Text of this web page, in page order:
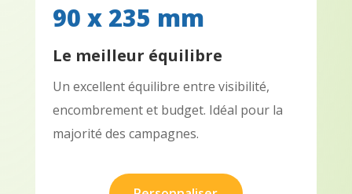
90 x 235 mm
Le meilleur équilibre
Un excellent équilibre entre visibilité,
encombrement et budget. Idéal pour la
majorité des campagnes.